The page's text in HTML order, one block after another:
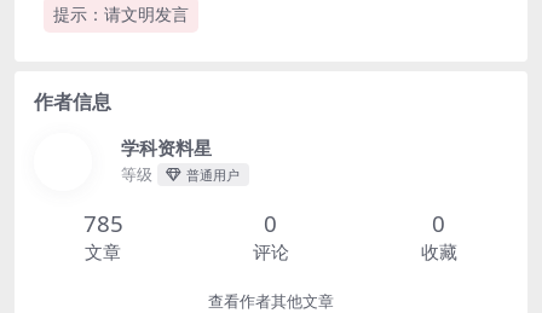
提示：请文明发言
作者信息
学科资料星
等级 普通用户
785
文章
0
评论
0
收藏
查看作者其他文章